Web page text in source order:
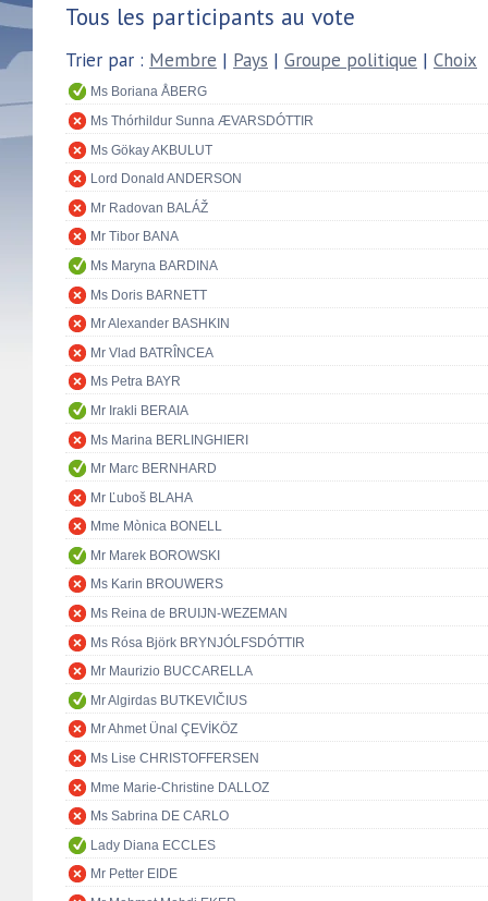
Tous les participants au vote
Trier par : Membre | Pays | Groupe politique | Choix
Ms Boriana ÅBERG
Ms Thórhildur Sunna ÆVARSDÓTTIR
Ms Gökay AKBULUT
Lord Donald ANDERSON
Mr Radovan BALÁŽ
Mr Tibor BANA
Ms Maryna BARDINA
Ms Doris BARNETT
Mr Alexander BASHKIN
Mr Vlad BATRÎNCEA
Ms Petra BAYR
Mr Irakli BERAIA
Ms Marina BERLINGHIERI
Mr Marc BERNHARD
Mr Ľuboš BLAHA
Mme Mònica BONELL
Mr Marek BOROWSKI
Ms Karin BROUWERS
Ms Reina de BRUIJN-WEZEMAN
Ms Rósa Björk BRYNJÓLFSDÓTTIR
Mr Maurizio BUCCARELLA
Mr Algirdas BUTKEVIČIUS
Mr Ahmet Ünal ÇEVİKÖZ
Ms Lise CHRISTOFFERSEN
Mme Marie-Christine DALLOZ
Ms Sabrina DE CARLO
Lady Diana ECCLES
Mr Petter EIDE